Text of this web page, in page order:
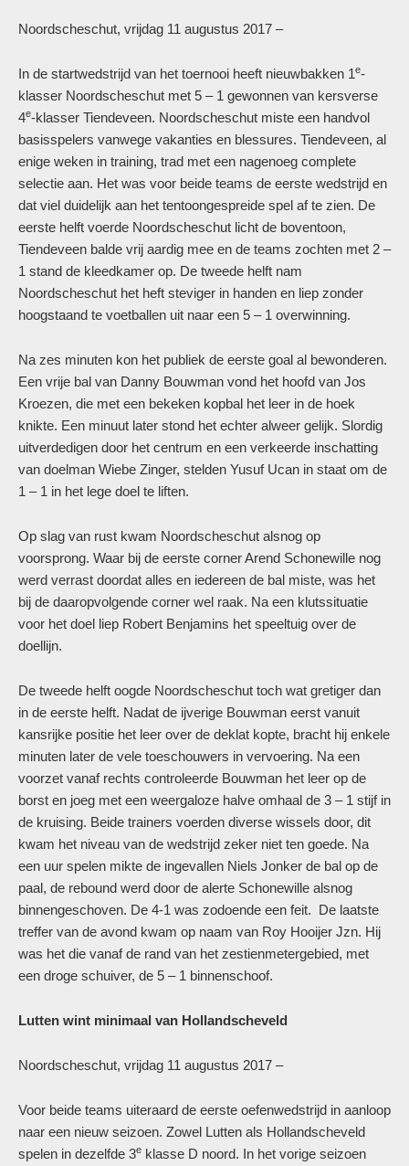
Noordscheschut, vrijdag 11 augustus 2017 –
In de startwedstrijd van het toernooi heeft nieuwbakken 1e-
klasser Noordscheschut met 5 – 1 gewonnen van kersverse
4e-klasser Tiendeveen. Noordscheschut miste een handvol
basisspelers vanwege vakanties en blessures. Tiendeveen, al
enige weken in training, trad met een nagenoeg complete
selectie aan. Het was voor beide teams de eerste wedstrijd en
dat viel duidelijk aan het tentoongespreide spel af te zien. De
eerste helft voerde Noordscheschut licht de boventoon,
Tiendeveen balde vrij aardig mee en de teams zochten met 2 –
1 stand de kleedkamer op. De tweede helft nam
Noordscheschut het heft steviger in handen en liep zonder
hoogstaand te voetballen uit naar een 5 – 1 overwinning.
Na zes minuten kon het publiek de eerste goal al bewonderen.
Een vrije bal van Danny Bouwman vond het hoofd van Jos
Kroezen, die met een bekeken kopbal het leer in de hoek
knikte. Een minuut later stond het echter alweer gelijk. Slordig
uitverdedigen door het centrum en een verkeerde inschatting
van doelman Wiebe Zinger, stelden Yusuf Ucan in staat om de
1 – 1 in het lege doel te liften.
Op slag van rust kwam Noordscheschut alsnog op
voorsprong. Waar bij de eerste corner Arend Schonewille nog
werd verrast doordat alles en iedereen de bal miste, was het
bij de daaropvolgende corner wel raak. Na een klutssituatie
voor het doel liep Robert Benjamins het speeltuig over de
doellijn.
De tweede helft oogde Noordscheschut toch wat gretiger dan
in de eerste helft. Nadat de ijverige Bouwman eerst vanuit
kansrijke positie het leer over de deklat kopte, bracht hij enkele
minuten later de vele toeschouwers in vervoering. Na een
voorzet vanaf rechts controleerde Bouwman het leer op de
borst en joeg met een weergaloze halve omhaal de 3 – 1 stijf in
de kruising. Beide trainers voerden diverse wissels door, dit
kwam het niveau van de wedstrijd zeker niet ten goede. Na
een uur spelen mikte de ingevallen Niels Jonker de bal op de
paal, de rebound werd door de alerte Schonewille alsnog
binnengeschoven. De 4-1 was zodoende een feit. De laatste
treffer van de avond kwam op naam van Roy Hooijer Jzn. Hij
was het die vanaf de rand van het zestienmetergebied, met
een droge schuiver, de 5 – 1 binnenschoof.
Lutten wint minimaal van Hollandscheveld
Noordscheschut, vrijdag 11 augustus 2017 –
Voor beide teams uiteraard de eerste oefenwedstrijd in aanloop
naar een nieuw seizoen. Zowel Lutten als Hollandscheveld
spelen in dezelfde 3e klasse D noord. In het vorige seizoen